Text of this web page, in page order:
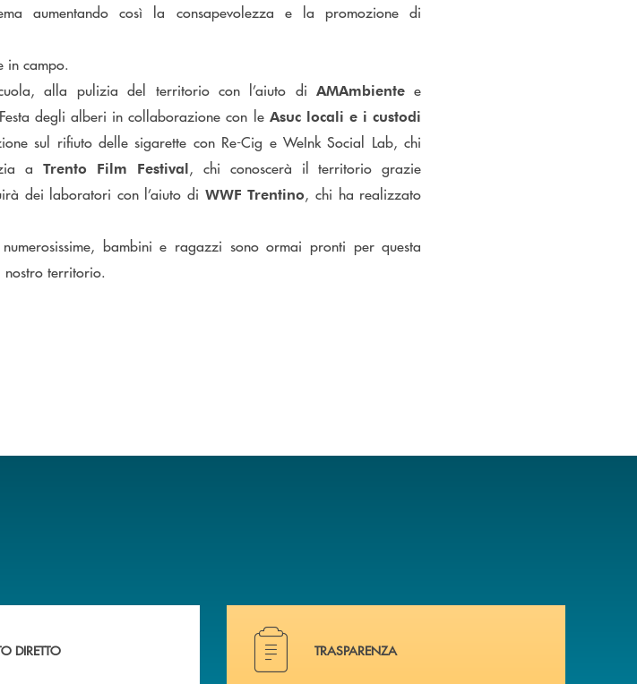
aumentando così la consapevolezza e la promozione di
in campo.
alla pulizia del territorio con l’aiuto di AMAmbientee
degli alberi in collaborazione con le Asuc locali e i custodi
sul rifiuto delle sigarette con Re-Cig e WeInk Social Lab, chi
aTrento Film Festival, chi conoscerà il territorio grazie
dei laboratori con l’aiuto di WWF Trentino, chi ha realizzato
bambini e ragazzi sono ormai pronti per questa
nostro territorio.
immediata? Contattaci .
DIRETTO
Hai bisogno di alcuni documenti ? Vai alla pagina
TRASPARENZA